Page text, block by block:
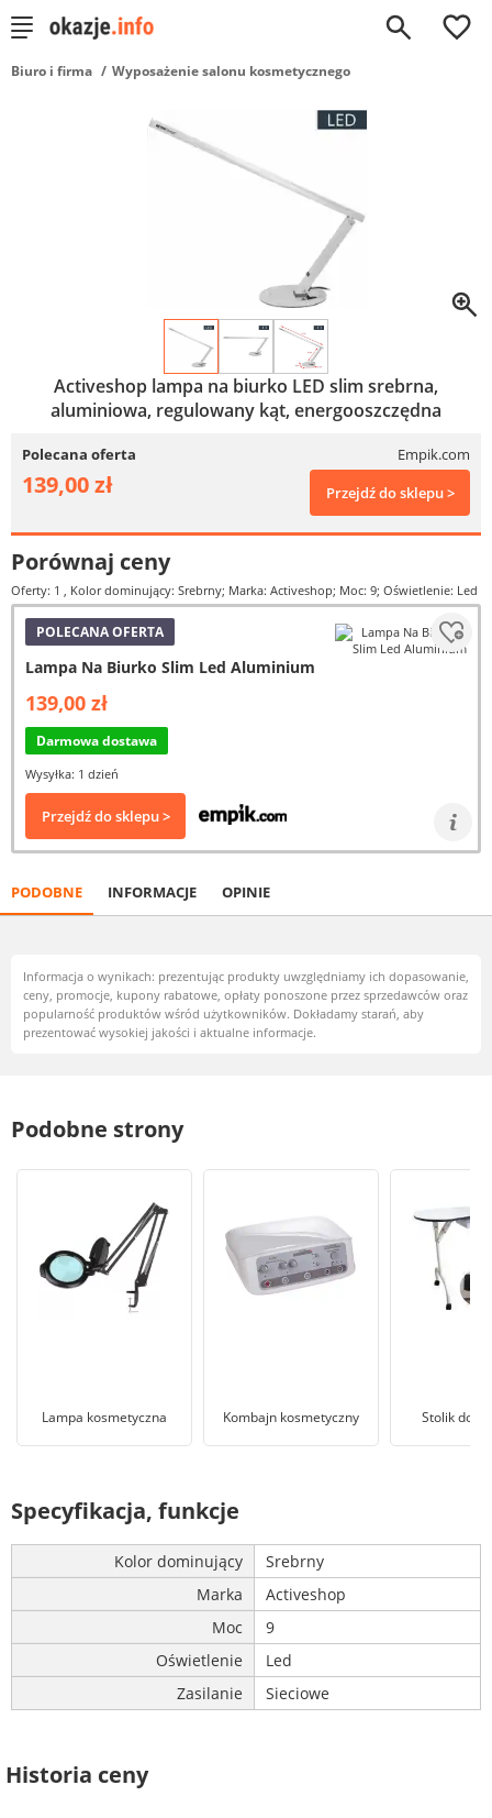
0
Biuro i firma Wyposażenie salonu kosmetycznego
Activeshop lampa na biurko LED slim srebrna,
aluminiowa, regulowany kąt, energooszczędna
Polecana oferta Empik.com
139,00 zł Przejdź do sklepu >
Porównaj ceny
Oferty: 1 , Kolor dominujący: Srebrny; Marka: Activeshop; Moc: 9; Oświetlenie: Led
POLECANA OFERTA
Lampa Na Biurko Slim Led Aluminium
139,00 zł
Darmowa dostawa
Wysyłka: 1 dzień
Przejdź do sklepu >
PODOBNE INFORMACJE OPINIE
Informacja o wynikach: prezentując produkty uwzględniamy ich dopasowanie,
ceny, promocje, kupony rabatowe, opłaty ponoszone przez sprzedawców oraz
popularność produktów wśród użytkowników. Dokładamy starań, aby
prezentować wysokiej jakości i aktualne informacje.
Podobne strony
Lampa kosmetyczna Kombajn kosmetyczny Stolik do
Specyfikacja, funkcje
Kolor dominujący
Srebrny
Marka
Activeshop
Moc
9
Oświetlenie
Led
Zasilanie
Sieciowe
Historia ceny